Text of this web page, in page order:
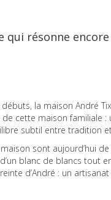
qui résonne encore
la maison André
de cette maison
subtil entre tradition
sont aujourd’hui
d’un blanc de blancs
d’André : un